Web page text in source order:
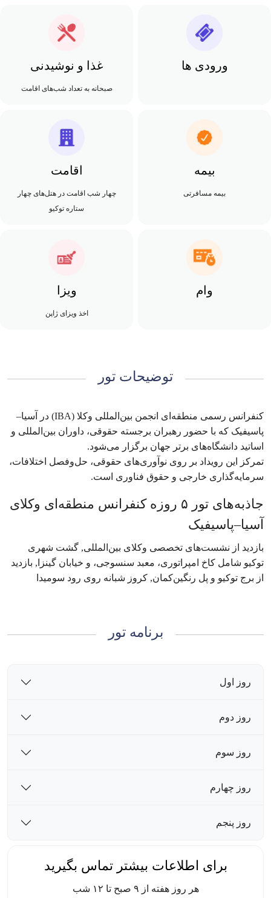
ورودی ها غذا و نوشیدنی
صبحانه به تعداد شب‌های اقامت
بیمه
بیمه مسافرتی
اقامت
چهار شب اقامت در هتل‌های چهار
ستاره توکیو
وام ویزا
اخذ ویزای ژاپن
توضیحات تور
کنفرانس رسمی منطقه‌ای انجمن بین‌المللی وکلا (IBA) در آسیا–
پاسیفیک که با حضور رهبران برجسته حقوقی، داوران بین‌المللی و
اساتید دانشگاه‌های برتر جهان برگزار می‌شود.
تمرکز این رویداد بر روی نوآوری‌های حقوقی، حل‌وفصل اختلافات،
سرمایه‌گذاری خارجی و حقوق فناوری است.
جاذبه‌های تور ۵ روزه کنفرانس منطقه‌ای وکلای
آسیا–پاسیفیک
بازدید از نشست‌های تخصصی وکلای بین‌المللی, گشت شهری
توکیو شامل کاخ امپراتوری، معبد سنسوجی، و خیابان گینزا, بازدید
از برج توکیو و پل رنگین‌کمان, کروز شبانه روی رود سومیدا
برنامه تور
روز اول
روز دوم
روز سوم
روز چهارم
روز پنجم
برای اطلاعات بیشتر تماس بگیرید
هر روز هفته از ۹ صبح تا ۱۲ شب